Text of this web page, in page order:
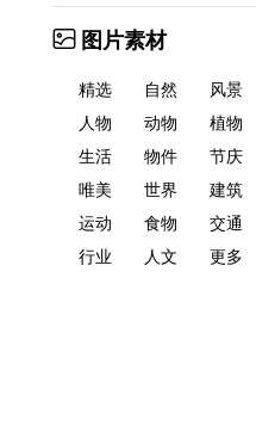
图片素材
精选 自然
风景
人物
动物
植物
生活
物件
节庆
唯美
世界
建筑
运动
食物
交通
行业
人文 更多